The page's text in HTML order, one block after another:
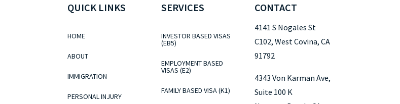
QUICK LINKS
HOME
ABOUT
IMMIGRATION
PERSONAL INJURY
SERVICES
INVESTOR BASED VISAS
(EB5)
EMPLOYMENT BASED
VISAS (E2)
FAMILY BASED VISA (K1)
CONTACT
4141 S Nogales St
C102, West Covina, CA
91792
4343 Von Karman Ave,
Suite 100 K